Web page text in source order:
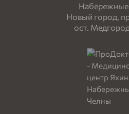
Новый город,
ост.